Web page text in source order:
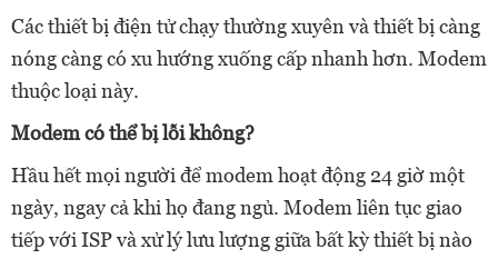
Các thiết bị điện tử chạy thường xuyên và thiết bị càng
nóng càng có xu hướng xuống cấp nhanh hơn. Modem
thuộc loại này.
Modem có thể bị lỗi không?
Hầu hết mọi người để modem hoạt động 24 giờ một
ngày, ngay cả khi họ đang ngủ. Modem liên tục giao
tiếp với ISP và xử lý lưu lượng giữa bất kỳ thiết bị nào